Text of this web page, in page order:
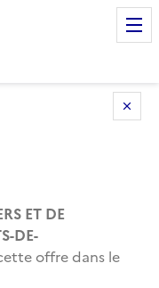
ET DE
DE-
offre dans le